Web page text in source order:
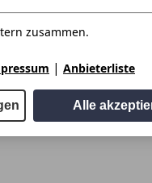
zusammen.
| Anbieterliste
Alle